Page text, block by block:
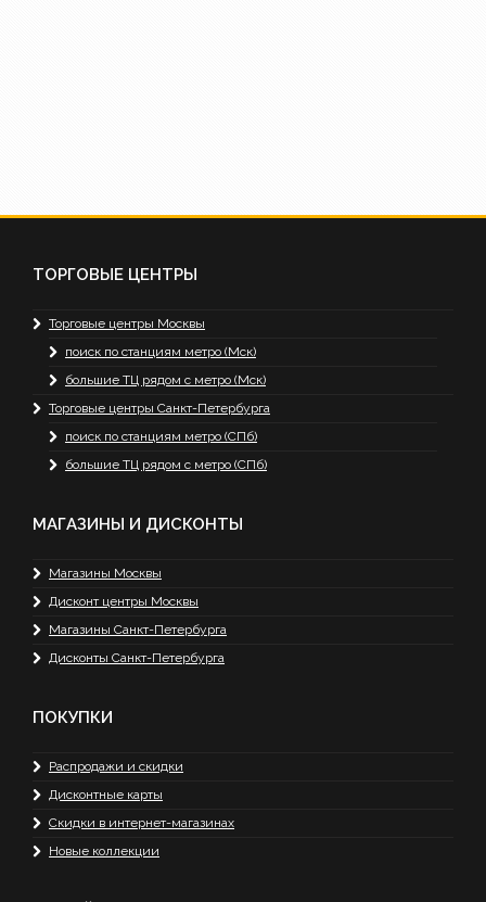
ТОРГОВЫЕ ЦЕНТРЫ
Торговые центры Москвы
поиск по станциям метро (Мск)
большие ТЦ рядом с метро (Мск)
Торговые центры Санкт-Петербурга
поиск по станциям метро (СПб)
большие ТЦ рядом с метро (СПб)
МАГАЗИНЫ И ДИСКОНТЫ
Магазины Москвы
Дисконт центры Москвы
Магазины Санкт-Петербурга
Дисконты Санкт-Петербурга
ПОКУПКИ
Распродажи и скидки
Дисконтные карты
Скидки в интернет-магазинах
Новые коллекции